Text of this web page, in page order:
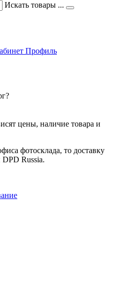
Искать товары ...
Профиль
цены, наличие товара и
фотосклада, то доставку
Russia.